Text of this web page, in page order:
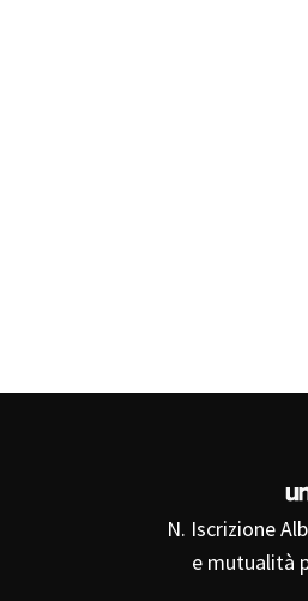
N. Iscrizione
e mutualità